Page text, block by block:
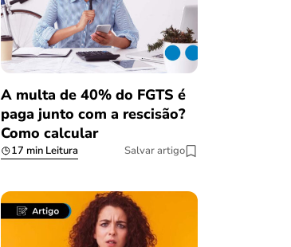
A multa de 40% do FGTS é
paga junto com a rescisão?
Como calcular
17 min Leitura Salvar artigo